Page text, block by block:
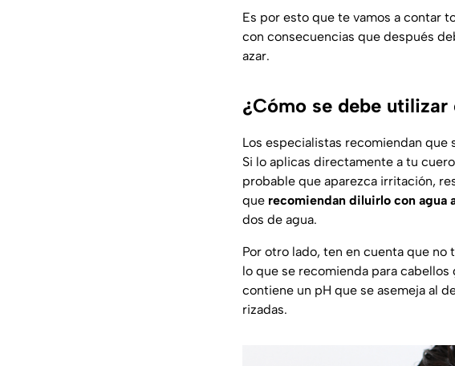
Es por esto que te vamos a contar
con consecuencias que después
azar.
¿Cómo se debe utilizar
Los especialistas recomiendan
Si lo aplicas directamente a tu
probable que aparezca irritación,
que recomiendan diluirlo con agua
dos de agua.
Por otro lado, ten en cuenta que no
lo que se recomienda para
contiene un pH que se asemeja al
rizadas.